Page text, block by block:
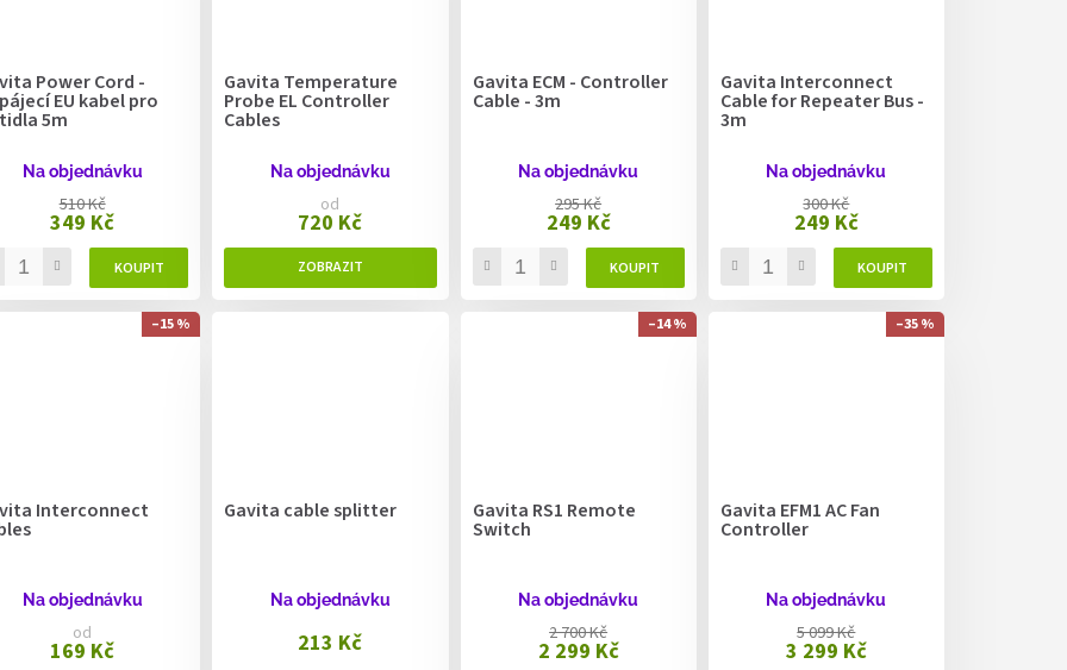
Power Cord -
EU kabel pro
5m
Na objednávku
349 Kč
510 Kč
Gavita Temperature
Probe EL Controller
Cables
Na objednávku
od
720 Kč
Gavita ECM - Controller
Cable - 3m
Na objednávku
249 Kč
295 Kč
Gavita Interconnect
Cable for Repeater Bus -
3m
Na objednávku
249 Kč
300 Kč
–15 %
Interconnect
Na objednávku
od
169 Kč
Gavita cable splitter
Na objednávku
213 Kč
–14 %
Gavita RS1 Remote
Switch
Na objednávku
2 299 Kč
2 700 Kč
–35 %
Gavita EFM1 AC Fan
Controller
Na objednávku
3 299 Kč
5 099 Kč